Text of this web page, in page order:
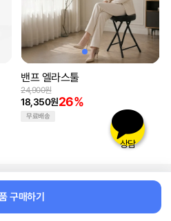
상담
구매하기
밴프 엘라스툴
18,350원26%
24,900원
무료배송